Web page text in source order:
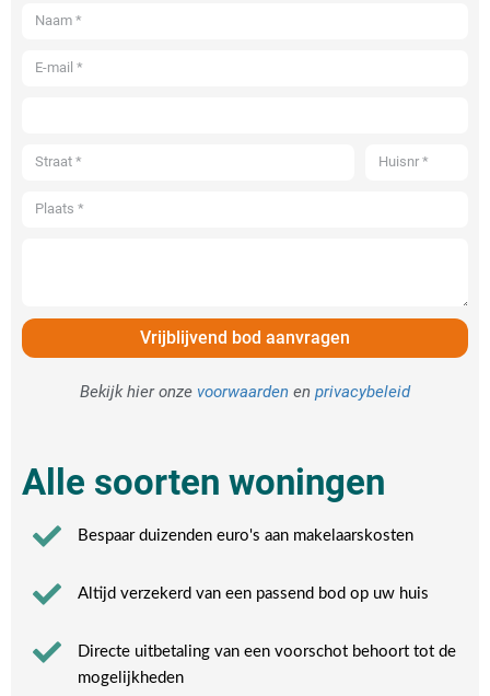
Vrijblijvend bod aanvragen
Bekijk hier onze voorwaarden en privacybeleid
Alle soorten woningen
Bespaar duizenden euro's aan makelaarskosten
Altijd verzekerd van een passend bod op uw huis
Directe uitbetaling van een voorschot behoort tot de
mogelijkheden